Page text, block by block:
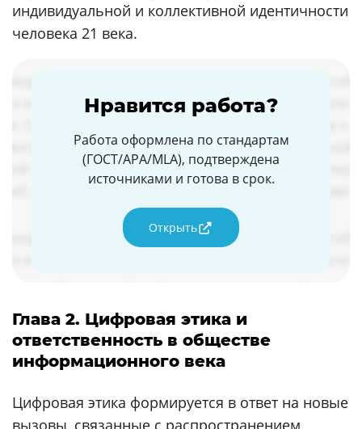
индивидуальной и коллективной идентичности
человека 21 века.
Нравится работа?
Работа оформлена по стандартам
(ГОСТ/APA/MLA), подтверждена
источниками и готова в срок.
Открыть
Глава 2. Цифровая этика и
ответственность в обществе
информационного века
Цифровая этика формируется в ответ на новые